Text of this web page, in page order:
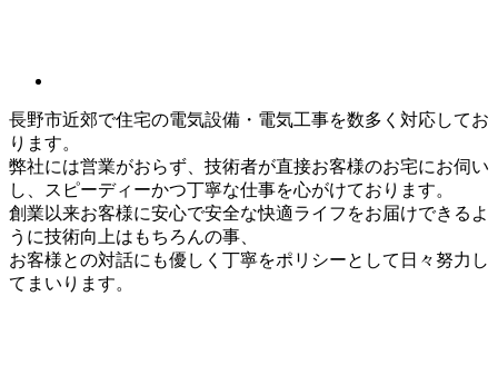
長野市近郊で住宅の電気設備・電気工事を数多く対応してお
ります。
弊社には営業がおらず、技術者が直接お客様のお宅にお伺い
し、スピーディーかつ丁寧な仕事を心がけております。
創業以来お客様に安心で安全な快適ライフをお届けできるよ
うに技術向上はもちろんの事、
お客様との対話にも優しく丁寧をポリシーとして日々努力し
てまいります。